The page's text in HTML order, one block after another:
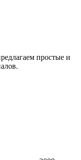
простые и